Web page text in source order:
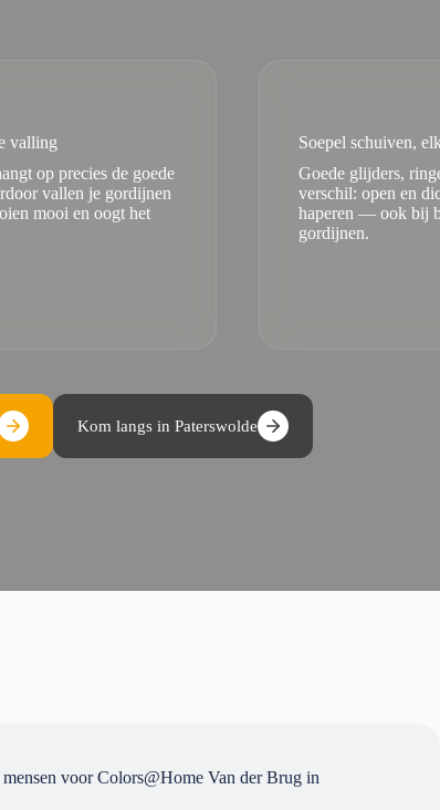
valling
op precies de goede
vallen je gordijnen
mooi en oogt het
Soepel schuiven,
Goede glijders,
verschil: open en
haperen — ook bij
gordijnen.
Kom langs in Paterswolde
voor Colors@Home Van der Brug in